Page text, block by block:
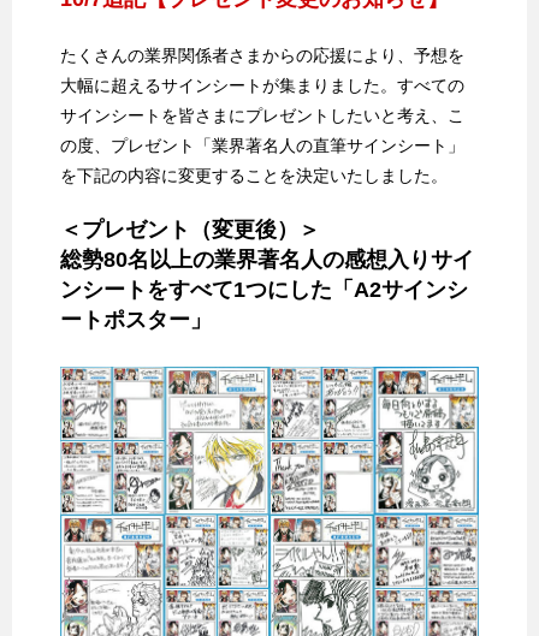
たくさんの業界関係者さまからの応援により、予想を
大幅に超えるサインシートが集まりました。すべての
サインシートを皆さまにプレゼントしたいと考え、こ
の度、プレゼント「業界著名人の直筆サインシート」
を下記の内容に変更することを決定いたしました。
＜プレゼント（変更後）＞
総勢80名以上の業界著名人の感想入りサイ
ンシートをすべて1つにした「A2サインシ
ートポスター」